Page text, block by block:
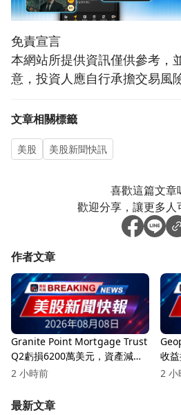
免責宣言
本網站所提供資訊僅供參考，
意，投資人應自行承擔交易風險
文章相關標籤
美股 美股新聞快訊
喜歡這篇文章
歡迎分享，讓更多人
作者文章
Granite Point Mortgage Trust
Q2虧損6200萬美元，資產減值
與信用損失成主要因素！
2 小時前
收
發
2 小
最新文章